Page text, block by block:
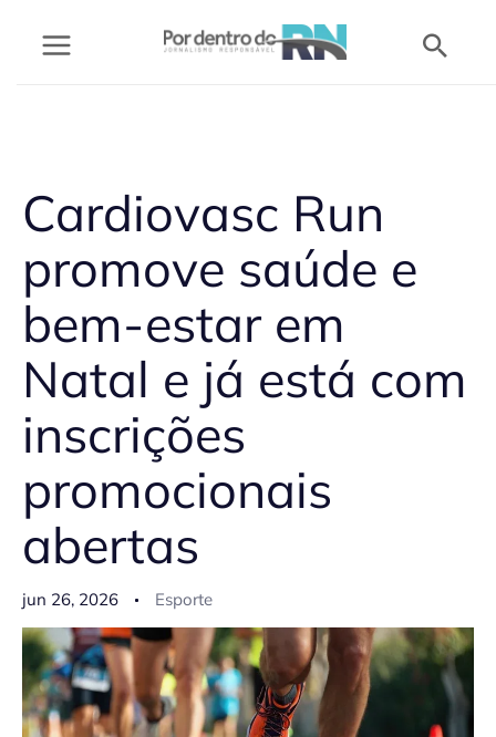
Cardiovasc Run
promove saúde e
bem-estar em
Natal e já está com
inscrições
promocionais
abertas
jun 26, 2026 Esporte